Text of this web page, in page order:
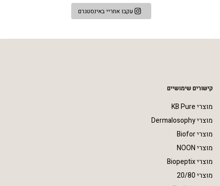
עקבו אחריי באינסטגרם
קישורים שימושיים
מוצרי KB Pure
מוצרי Dermalosophy
מוצרי Biofor
מוצרי NOON
מוצרי Biopeptix
מוצרי 20/80